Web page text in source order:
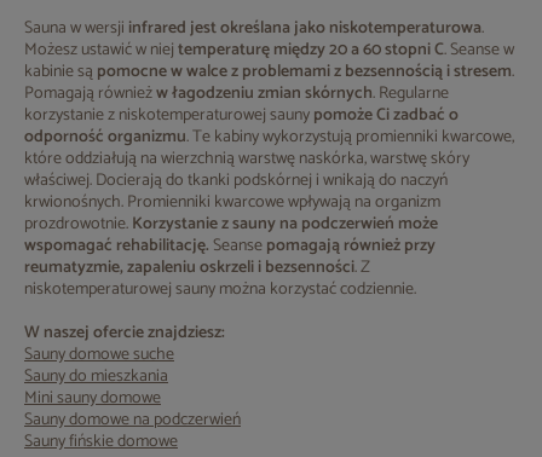
Sauna w wersji infrared jest określana jako niskotemperaturowa.
Możesz ustawić w niejtemperaturę między 20 a 60 stopni C. Seanse w
kabinie sąpomocne w walce z problemami z bezsennością i stresem.
Pomagają równieżw łagodzeniu zmian skórnych. Regularne
korzystanie z niskotemperaturowej saunypomoże Ci zadbać o
odporność organizmu. Te kabiny wykorzystują promienniki kwarcowe,
które oddziałują na wierzchnią warstwę naskórka, warstwę skóry
właściwej. Docierają do tkanki podskórnej i wnikają do naczyń
krwionośnych. Promienniki kwarcowe wpływają na organizm
prozdrowotnie.Korzystanie z sauny na podczerwień może
wspomagać rehabilitację.Seansepomagają również przy
reumatyzmie, zapaleniu oskrzeli i bezsenności. Z
niskotemperaturowej sauny można korzystać codziennie.
W naszej ofercie znajdziesz:
Sauny domowe suche
Sauny do mieszkania
Mini sauny domowe
Sauny domowe na podczerwień
Sauny fińskie domowe